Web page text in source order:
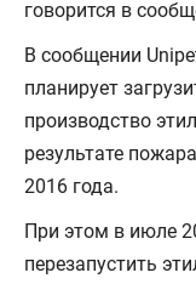
говорится в
В сообщении
планирует
производство
результате
2016 года.
При этом в июле
перезапустить